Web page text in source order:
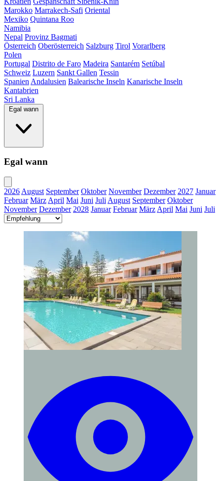
Marokko Marrakech-Safi Oriental
Mexiko Quintana Roo
Namibia
Nepal Provinz Bagmati
Österreich Oberösterreich Salzburg Tirol Vorarlberg
Polen
Portugal Distrito de Faro Madeira Santarém Setúbal
Schweiz Luzern Sankt Gallen Tessin
Spanien Andalusien Balearische Inseln Kanarische Inseln
Kantabrien
Sri Lanka
Egal wann
Egal wann
2026 August September Oktober November Dezember 2027 Januar
Februar März April Mai Juni Juli August September Oktober
November Dezember 2028 Januar Februar März April Mai Juni Juli